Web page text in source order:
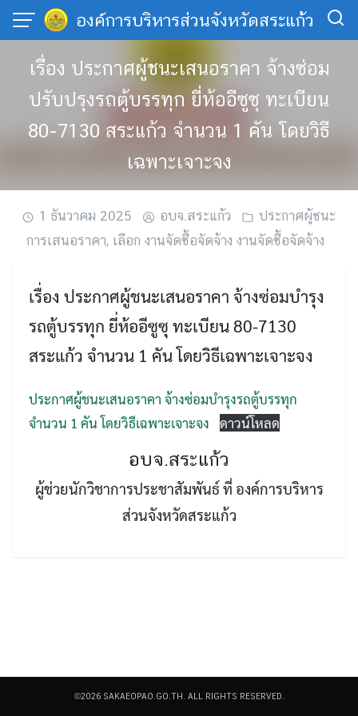
Skip
content
องค์การบริหารส่วนจังหวัดสระแก้ว
Search
for:
Search
เรื่อง ประกาศผู้ชนะเสนอราคา จ้างซ่อม
ปรับปรุงรถตู้บรรทุก ยี่ห้ออีซูซุ ทะเบียน
80-7130 สระแก้ว จำนวน 1 คัน โดยวิธี
เฉพาะเจาะจง
1 ธันวาคม 2025 อบจ.สระแก้ว
ประกาศผู้ชนะ
การเสนอราคา, เลือก งานจัดซื้อจัดจ้าง งานจัดซื้อจัดจ้าง
เรื่อง ประกาศผู้ชนะเสนอราคา จ้างซ่อมบำรุง
รถตู้บรรทุก ยี่ห้ออีซูซุ ทะเบียน 80-7130
สระแก้ว จำนวน 1 คัน โดยวิธีเฉพาะเจาะจง
ประกาศผู้ชนะเสนอราคา จ้างซ่อมบำรุงรถตู้บรรทุก
จำนวน 1 คัน โดยวิธีเฉพาะเจาะจง
ดาวน์โหลด
อบจ.สระแก้ว
ผู้ช่วยนักวิชาการประชาสัมพันธ์ ที่ องค์การบริหาร
ส่วนจังหวัดสระแก้ว
©2026 SAKAEOPAO.GO.TH. ALL RIGHTS RESERVED.